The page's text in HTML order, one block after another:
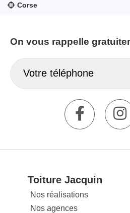
Corse
On vous rappelle
Toiture Jacquin
Nos réalisations
Nos agences